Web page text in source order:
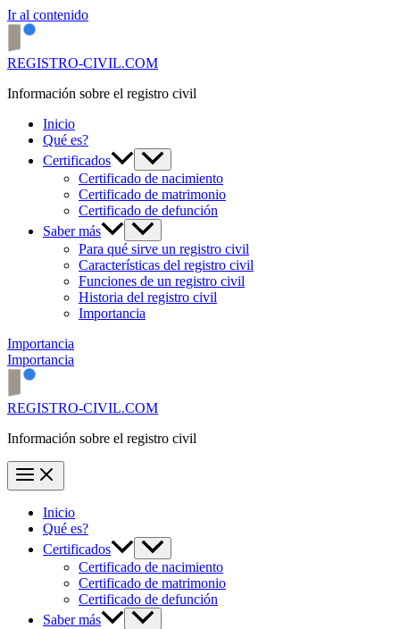
Ir al contenido
REGISTRO-CIVIL.COM
Información sobre el registro civil
Inicio
Qué es?
Certificados
Certificado de nacimiento
Certificado de matrimonio
Certificado de defunción
Saber más
Para qué sirve un registro civil
Características del registro civil
Funciones de un registro civil
Historia del registro civil
Importancia
Importancia
Importancia
REGISTRO-CIVIL.COM
Información sobre el registro civil
Inicio
Qué es?
Certificados
Certificado de nacimiento
Certificado de matrimonio
Certificado de defunción
Saber más